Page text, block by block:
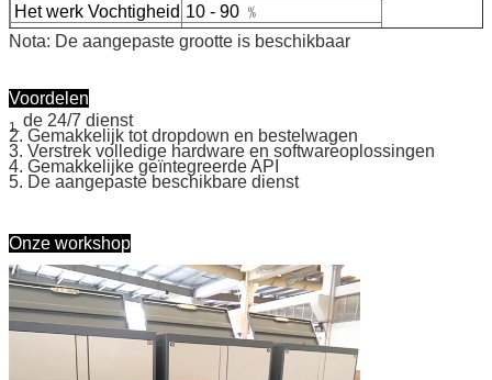
VERZENDEN
Het werk Vochtigheid 10 - 90 ﹪
Certificaat
CE, FCC
Nota: De aangepaste grootte is beschikbaar
Voordelen
1. de 24/7 dienst
2. Gemakkelijk tot dropdown en bestelwagen
3. Verstrek volledige hardware en softwareoplossingen
4. Gemakkelijke geïntegreerde API
5. De aangepaste beschikbare dienst
Onze workshop